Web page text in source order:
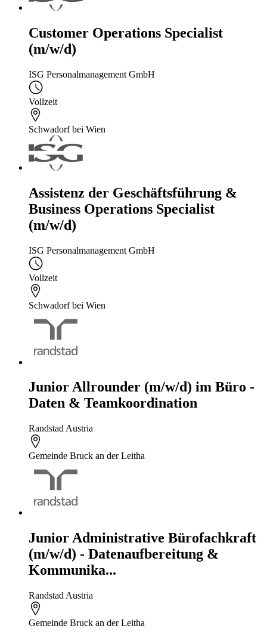
Customer Operations Specialist
(m/w/d)
ISG Personalmanagement GmbH
Vollzeit
Schwadorf bei Wien
Assistenz der Geschäftsführung &
Business Operations Specialist
(m/w/d)
ISG Personalmanagement GmbH
Vollzeit
Schwadorf bei Wien
Junior Allrounder (m/w/d) im Büro -
Daten & Teamkoordination
Randstad Austria
Gemeinde Bruck an der Leitha
Junior Administrative Bürofachkraft
(m/w/d) - Datenaufbereitung &
Kommunika...
Randstad Austria
Gemeinde Bruck an der Leitha